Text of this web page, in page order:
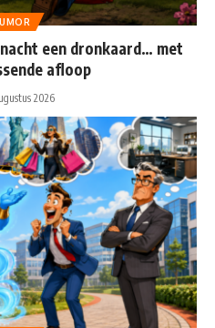
een dronkaard… met
afloop
2026